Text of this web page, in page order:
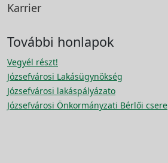
Karrier
További honlapok
Vegyél részt!
Józsefvárosi Lakásügynökség
Józsefvárosi lakáspályázato
Józsefvárosi Önkormányzati Bérlői csere